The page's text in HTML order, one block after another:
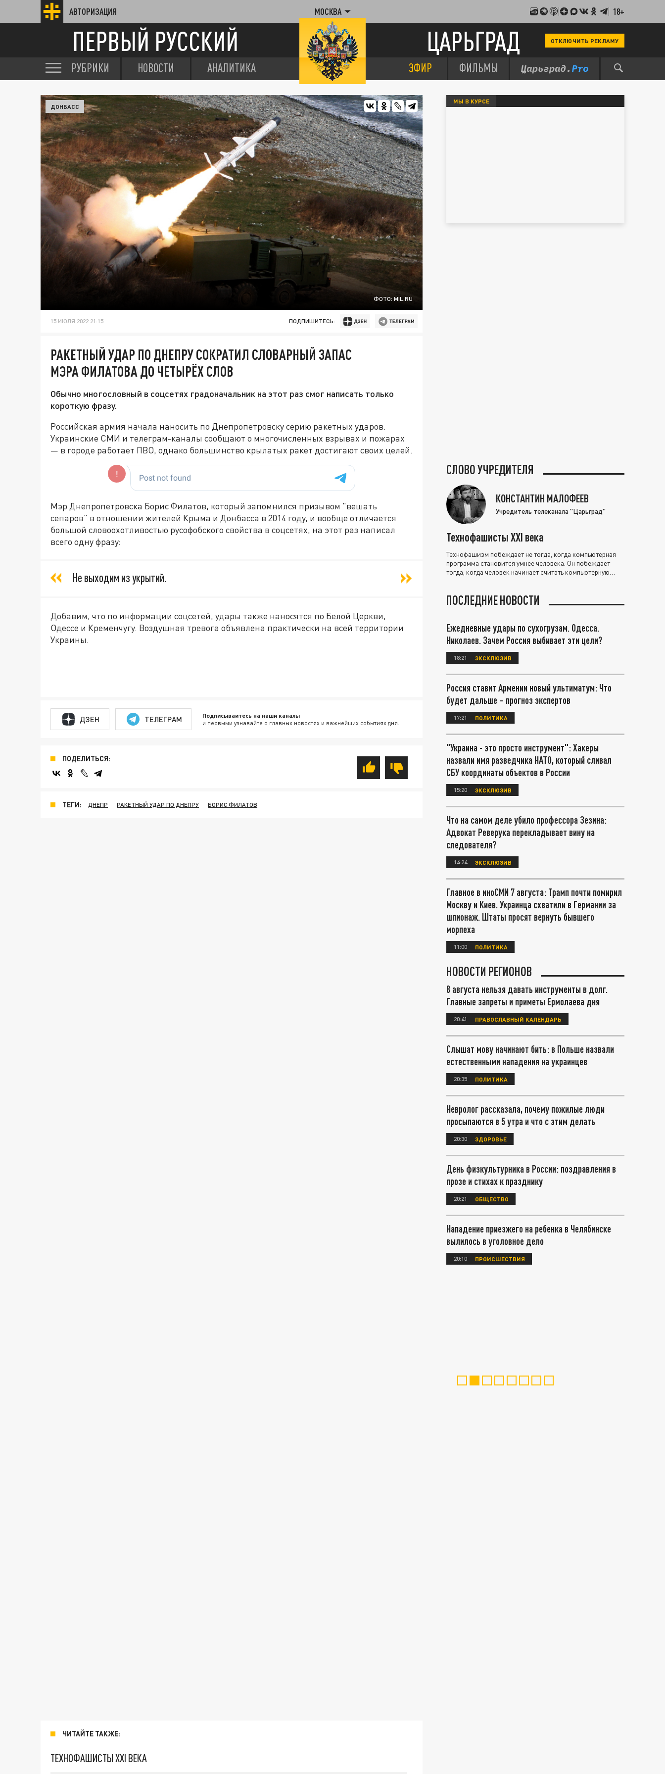
АВТОРИЗАЦИЯ МОСКВА 18+
ПЕРВЫЙ РУССКИЙ ЦАРЬГРАД ОТКЛЮЧИТЬ РЕКЛАМУ
РУБРИКИ НОВОСТИ АНАЛИТИКА ЭФИР ФИЛЬМЫ
ФОТО: MIL.RU
ДОНБАСС
15 ИЮЛЯ 2022 21:15 ПОДПИШИТЕСЬ:
РАКЕТНЫЙ УДАР ПО ДНЕПРУ СОКРАТИЛ СЛОВАРНЫЙ ЗАПАС
МЭРА ФИЛАТОВА ДО ЧЕТЫРЁХ СЛОВ
Обычно многословный в соцсетях градоначальник на этот раз смог написать только
короткую фразу.
Российская армия начала наносить по Днепропетровску серию ракетных ударов.
Украинские СМИ и телеграм-каналы сообщают о многочисленных взрывах и пожарах
— в городе работает ПВО, однако большинство крылатых ракет достигают своих целей.
Мэр Днепропетровска Борис Филатов, который запомнился призывом "вешать
сепаров" в отношении жителей Крыма и Донбасса в 2014 году, и вообще отличается
большой словоохотливостью русофобского свойства в соцсетях, на этот раз написал
всего одну фразу:
Не выходим из укрытий.
Добавим, что по информации соцсетей, удары также наносятся по Белой Церкви,
Одессе и Кременчугу. Воздушная тревога объявлена практически на всей территории
Украины.
ДЗЕН ТЕЛЕГРАМ Подписывайтесь на наши каналы
и первыми узнавайте о главных новостях и важнейших событиях дня.
ПОДЕЛИТЬСЯ:
ТЕГИ: ДНЕПР РАКЕТНЫЙ УДАР ПО ДНЕПРУ БОРИС ФИЛАТОВ
ЧИТАЙТЕ ТАКЖЕ:
ТЕХНОФАШИСТЫ XXI ВЕКА
МЫ В КУРСЕ
СЛОВО УЧРЕДИТЕЛЯ
КОНСТАНТИН МАЛОФЕЕВ
Учредитель телеканала "Царьград"
Технофашисты XXI века
Технофашизм побеждает не тогда, когда компьютерная
программа становится умнее человека. Он побеждает
тогда, когда человек начинает считать компьютерную
ПОСЛЕДНИЕ НОВОСТИ
Ежедневные удары по сухогрузам. Одесса.
Николаев. Зачем Россия выбивает эти цели?
18:21 ЭКСКЛЮЗИВ
Россия ставит Армении новый ультиматум: Что
будет дальше – прогноз экспертов
17:21 ПОЛИТИКА
"Украина - это просто инструмент": Хакеры
назвали имя разведчика НАТО, который сливал
СБУ координаты объектов в России
15:20 ЭКСКЛЮЗИВ
Что на самом деле убило профессора Зезина:
Адвокат Реверука перекладывает вину на
следователя?
14:24 ЭКСКЛЮЗИВ
Главное в иноСМИ 7 августа: Трамп почти помирил
Москву и Киев. Украинца схватили в Германии за
шпионаж. Штаты просят вернуть бывшего
морпеха
11:00 ПОЛИТИКА
НОВОСТИ РЕГИОНОВ
8 августа нельзя давать инструменты в долг.
Главные запреты и приметы Ермолаева дня
20:41 ПРАВОСЛАВНЫЙ КАЛЕНДАРЬ
Слышат мову начинают бить: в Польше назвали
естественными нападения на украинцев
20:35 ПОЛИТИКА
Невролог рассказала, почему пожилые люди
просыпаются в 5 утра и что с этим делать
20:30 ЗДОРОВЬЕ
День физкультурника в России: поздравления в
прозе и стихах к празднику
20:21 ОБЩЕСТВО
Нападение приезжего на ребенка в Челябинске
вылилось в уголовное дело
20:10 ПРОИСШЕСТВИЯ